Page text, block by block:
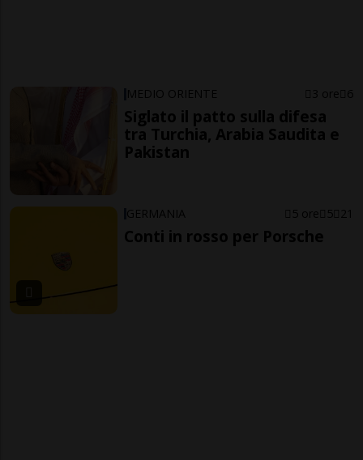
MEDIO ORIENTE 3 ore 6
Siglato il patto sulla difesa
tra Turchia, Arabia Saudita e
Pakistan
GERMANIA 5 ore 5 21
Conti in rosso per Porsche